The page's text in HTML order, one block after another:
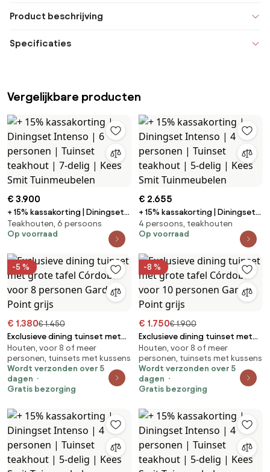
Product beschrijving
Specificaties
Vergelijkbare producten
€ 3.900
+ 15% kassakorting | Diningset
Intenso | 6 personen | Tuinset
teakhout | 7-delig | Kees Smit
Teakhouten, 6 persoons
Op voorraad
€ 2.655
+ 15% kassakorting | Diningset
Intenso | 4 personen | Tuinset
teakhout | 5-delig | Kees Smit
4 persoons, teakhouten
Op voorraad
-5 %
€ 1.380€ 1.450
Exclusieve dining tuinset met
grote tafel Córdoba voor 8
personen Garden Point grijs
Houten, voor 8 of meer
personen, tuinsets met kussens
Wordt verzonden over 5
dagen
Gratis bezorging
-8 %
€ 1.750€ 1.900
Exclusieve dining tuinset met
grote tafel Córdoba voor 10
personen Garden Point grijs
Houten, voor 8 of meer
personen, tuinsets met kussens
Wordt verzonden over 5
dagen
Gratis bezorging